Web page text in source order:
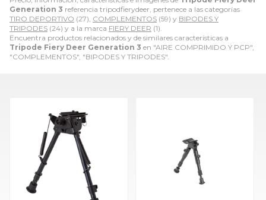
Generation 3 referencia tripodfierydeer, pertenece a las categorías
TIRO DEPORTIVO (27), COMPLEMENTOS (59) y BIPODES Y
TRIPODES (24) y a la marca FIERY DEER (1).
Encuentra productos relacionados y de similares características a
Tripode Fiery Deer Generation 3 en "AIRE COMPRIMIDO Y PCP",
"COMPLEMENTOS", "BIPODES Y TRIPODES".